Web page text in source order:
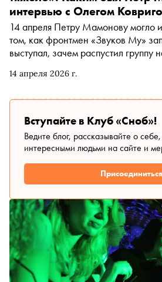
14 апреля 2026 г.
интервью с Олегом
14 апреля Петру Мамонову могло
том, как фронтмен «Звуков Му»
выступал, зачем распустил группу
самым близким другом, как
«Сноба» Егор Спесивцев
многолетним товарищем
первых «квартирников»
Вступайте в Клуб «Сноб»!
Ведите блог, рассказывайте о
интересными людьми на сайте и
Присоединиться